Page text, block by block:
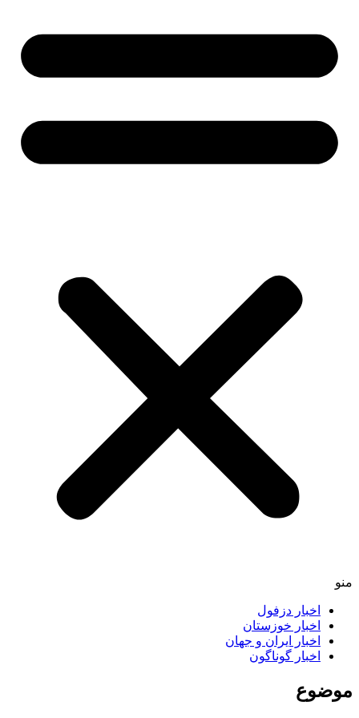
اخبار دزفول
اخبار خوزستان
اخبار ایران و جهان
اخبار گوناگون